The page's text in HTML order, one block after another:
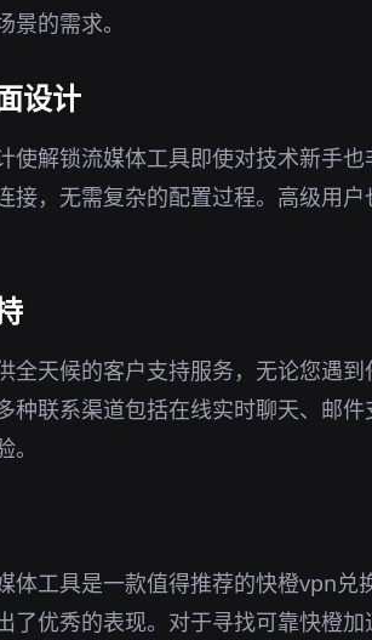
的需求。
设计
使解锁流媒体工具即使对技术新手
接，无需复杂的配置过程。高级用
全天候的客户支持服务，无论您遇
种联系渠道包括在线实时聊天、邮
体工具是一款值得推荐的快橙vpn兑
了优秀的表现。对于寻找可靠快橙